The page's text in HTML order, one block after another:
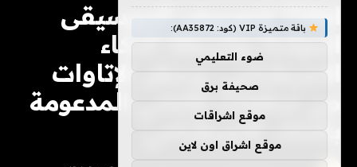
Tidal لتصنيف الموسيقى
المولدة بواسطة الذكاء
الاصطناعي، وحظر الإتاوات
من تدفقات الأغاني المدعومة
بالذكاء الاصطناعي
باقة متميزة VIP (كود: AA35872):
ضوء التعليمي
صحيفة برق
موقع اشراقات
موقع اشراق اون لاين